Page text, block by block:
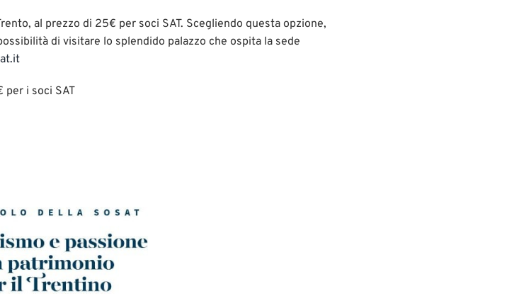
al prezzo di 25€ per soci SAT. Scegliendo questa opzione,
di visitare lo splendido palazzo che ospita la sede
per i soci SAT